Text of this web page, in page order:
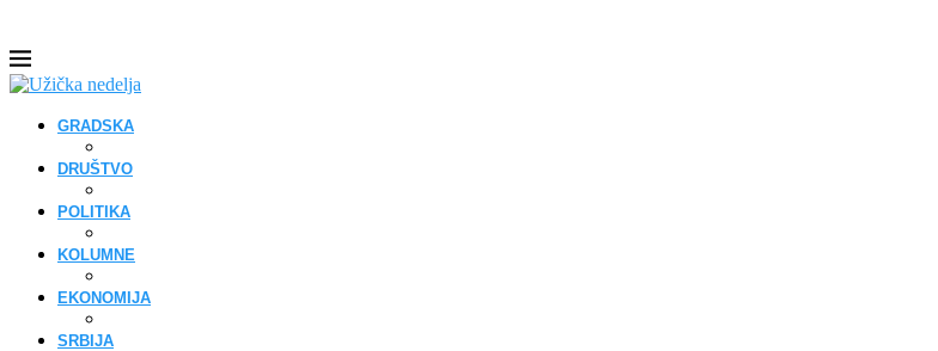
GRADSKA
DRUŠTVO
POLITIKA
KOLUMNE
EKONOMIJA
SRBIJA